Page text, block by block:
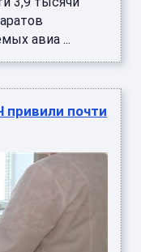
авиа ...
привили почти